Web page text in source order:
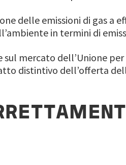
delle emissioni di gas a
in termini di
sul mercato dell’Unione
distintivo dell’offerta